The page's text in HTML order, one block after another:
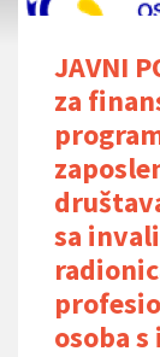
JAVNI
za
sa
osoba